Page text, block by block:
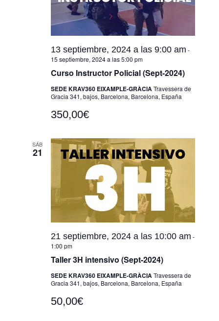
Curso Instructor Policial (Sept-2024)
13 septiembre, 2024 a las 9:00 am -
15 septiembre, 2024 a las 5:00 pm
SEDE KRAV360 EIXAMPLE-GRÀCIATravessera de
Gracia 341, bajos, Barcelona, Barcelona, España
350,00€
SÁB
21
Taller 3H intensivo (Sept-2024)
21 septiembre, 2024 a las 10:00 am -
1:00 pm
SEDE KRAV360 EIXAMPLE-GRÀCIATravessera de
Gracia 341, bajos, Barcelona, Barcelona, España
50,00€